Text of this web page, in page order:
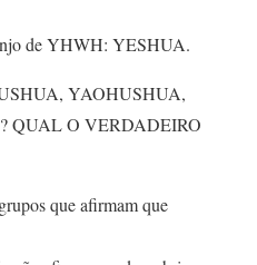
de YHWH: YESHUA.
YAOHUSHUA,
QUAL O VERDADEIRO
que afirmam que